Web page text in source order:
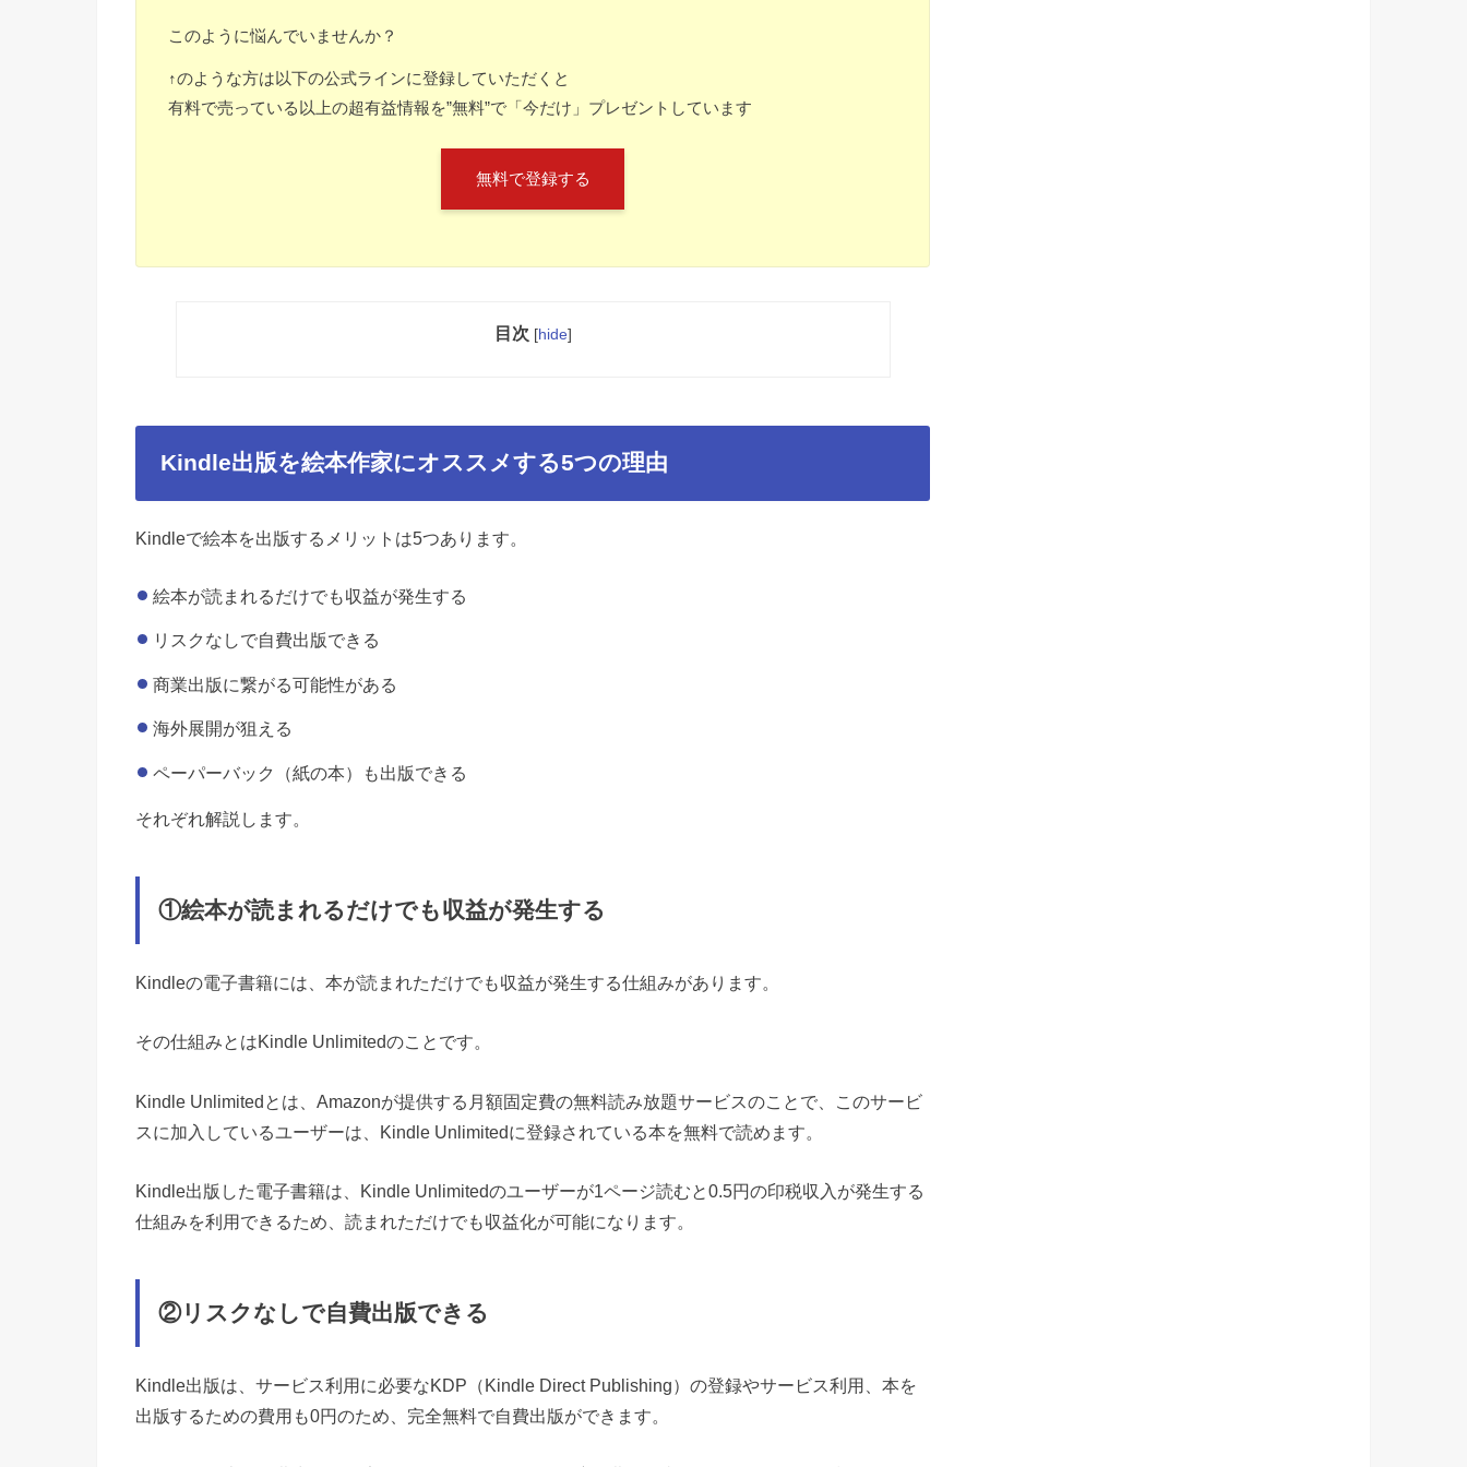
このように悩んでいませんか？
↑のような方は以下の公式ラインに登録していただくと
有料で売っている以上の超有益情報を”無料”で「今だけ」プレゼントしています
無料で登録する
目次 [hide]
Kindle出版を絵本作家にオススメする5つの理由
Kindleで絵本を出版するメリットは5つあります。
絵本が読まれるだけでも収益が発生する
リスクなしで自費出版できる
商業出版に繋がる可能性がある
海外展開が狙える
ペーパーバック（紙の本）も出版できる
それぞれ解説します。
①絵本が読まれるだけでも収益が発生する
Kindleの電子書籍には、本が読まれただけでも収益が発生する仕組みがあります。
その仕組みとはKindle Unlimitedのことです。
Kindle Unlimitedとは、 Amazonが提供する月額固定費の無料読み放題サービスのことで、このサービ
スに加入しているユーザーは、 Kindle Unlimitedに登録されている本を無料で読めます。
Kindle出版した電子書籍は、 Kindle Unlimitedのユーザーが1ページ読むと0.5円の印税収入が発生する
仕組みを利用できるため、読まれただけでも収益化が可能になります。
②リスクなしで自費出版できる
Kindle出版は、サービス利用に必要なKDP （Kindle Direct Publishing）の登録やサービス利用、本を
出版するための費用も0円のため、完全無料で自費出版ができます。